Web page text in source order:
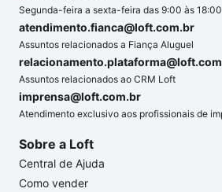
Segunda-feira a sexta-feira das 9:00 às 18:00
atendimento.fianca@loft.com.br
Assuntos relacionados a Fiança Aluguel
Assuntos relacionados ao CRM Loft
imprensa@loft.com.br
Atendimento exclusivo aos profissionais de
Sobre a Loft
Central de Ajuda
Como vender